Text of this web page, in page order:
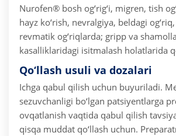
Nurofen® bosh og‘rig‘i, migren, tish
hayz ko‘rish, nevralgiya, beldagi
revmatik og‘riqlarda; gripp va
kasalliklaridagi isitmalash holatlarida
Qo‘llash usuli va dozalari
Ichga qabul qilish uchun buyuriladi.
sezuvchanligi bo‘lgan patsiyentlarga
ovqatlanish vaqtida qabul qilish
qisqa muddat qo‘llash uchun.